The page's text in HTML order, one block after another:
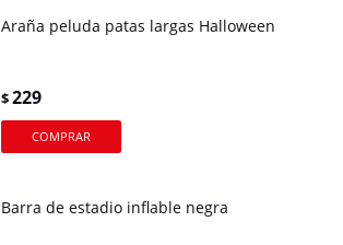
Araña peluda patas largas Halloween
$229
Barra de estadio inflable negra